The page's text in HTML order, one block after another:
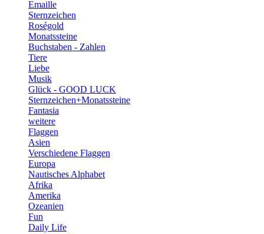
Emaille
Sternzeichen
Roségold
Monatssteine
Buchstaben - Zahlen
Tiere
Liebe
Musik
Glück - GOOD LUCK
Sternzeichen+Monatssteine
Fantasia
weitere
Flaggen
Asien
Verschiedene Flaggen
Europa
Nautisches Alphabet
Afrika
Amerika
Ozeanien
Fun
Daily Life